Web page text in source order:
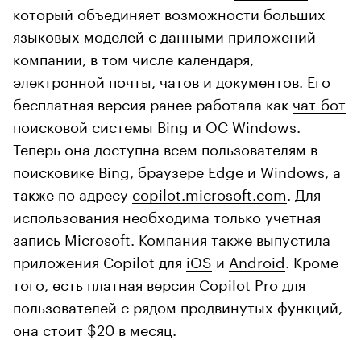
который объединяет возможности больших
языковых моделей с данными приложений
компании, в том числе календаря,
электронной почты, чатов и документов. Его
бесплатная версия ранее работала как чат-бот
поисковой системы Bing и ОС Windows.
Теперь она доступна всем пользователям в
поисковике Bing, браузере Edge и Windows, а
также по адресу copilot.microsoft.com . Для
использования необходима только учетная
запись Microsoft. Компания также выпустила
приложения Copilot для iOS и Android . Кроме
того, есть платная версия Copilot Pro для
пользователей с рядом продвинутых функций,
она стоит $20 в месяц.